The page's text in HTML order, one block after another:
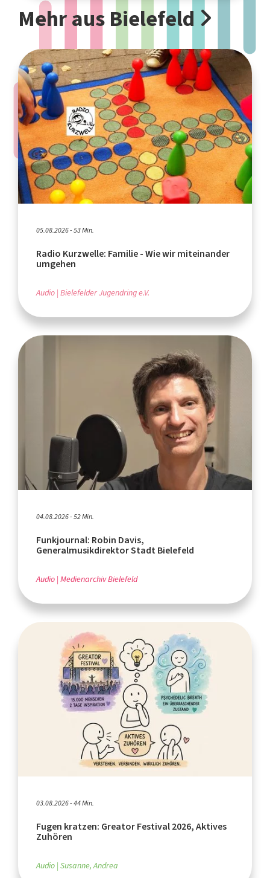
Mehr aus Bielefeld
05.08.2026 - 53 Min.
Radio Kurzwelle: Familie - Wie wir miteinander
umgehen
Audio Bielefelder Jugendring e.V.
04.08.2026 - 52 Min.
Funkjournal: Robin Davis,
Generalmusikdirektor Stadt Bielefeld
Audio Medienarchiv Bielefeld
03.08.2026 - 44 Min.
Fugen kratzen: Greator Festival 2026, Aktives
Zuhören
Audio Susanne, Andrea